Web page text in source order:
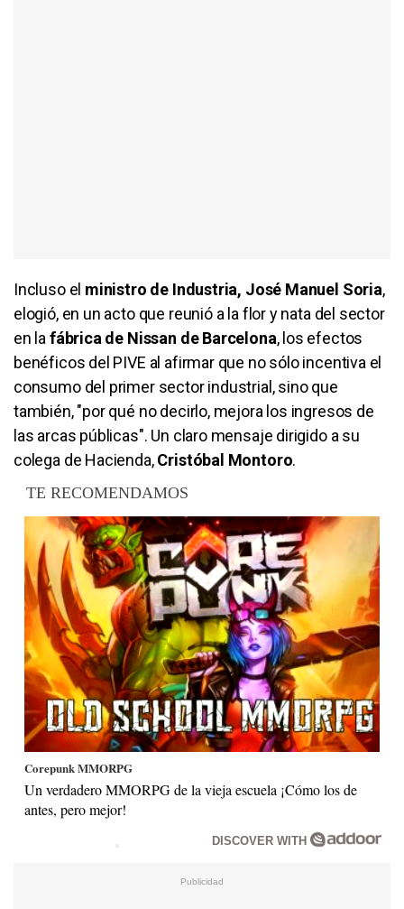
Incluso el ministro de Industria, José Manuel Soria,
elogió, en un acto que reunió a la flor y nata del sector
en la fábrica de Nissan de Barcelona, los efectos
benéficos del PIVE al afirmar que no sólo incentiva el
consumo del primer sector industrial, sino que
también, "por qué no decirlo, mejora los ingresos de
las arcas públicas". Un claro mensaje dirigido a su
colega de Hacienda,Cristóbal Montoro.
TE RECOMENDAMOS
Corepunk MMORPG
Un verdadero MMORPG de la vieja escuela ¡Cómo los de
antes, pero mejor!
DISCOVER WITH